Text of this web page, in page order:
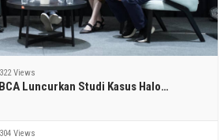
322 Views
Luncurkan Studi Kasus Halo…
304 Views